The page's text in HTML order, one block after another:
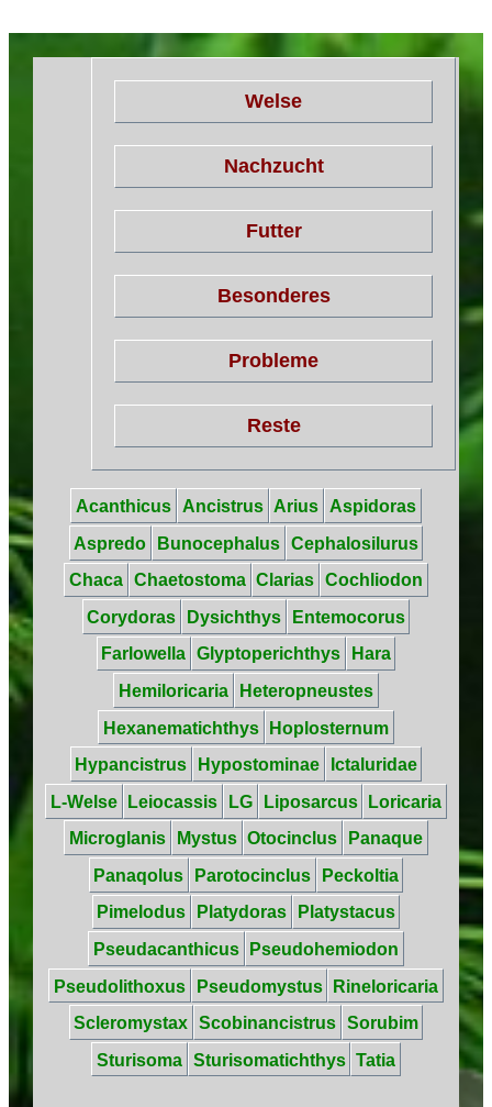
Welse
Nachzucht
Futter
Besonderes
Probleme
Reste
Acanthicus Ancistrus Arius
Aspidoras
Aspredo
Bunocephalus Cephalosilurus
Chaca Chaetostoma Clarias Cochliodon
Corydoras
Dysichthys
Entemocorus
Farlowella Glyptoperichthys
Hara
Hemiloricaria
Heteropneustes
Hexanematichthys
Hoplosternum
Hypancistrus
Hypostominae
Ictaluridae
L-Welse
Leiocassis LG Liposarcus
Loricaria
Microglanis
Mystus Otocinclus
Panaque
Panaqolus
Parotocinclus
Peckoltia
Pimelodus
Platydoras
Platystacus
Pseudacanthicus
Pseudohemiodon
Pseudolithoxus
Pseudomystus
Rineloricaria
Scleromystax Scobinancistrus Sorubim
Sturisoma Sturisomatichthys Tatia